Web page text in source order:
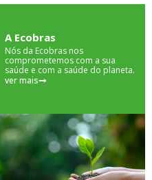
A Ecobras
Nós da Ecobras nos
comprometemos com a sua
saúde e com a saúde do planeta.
ver mais